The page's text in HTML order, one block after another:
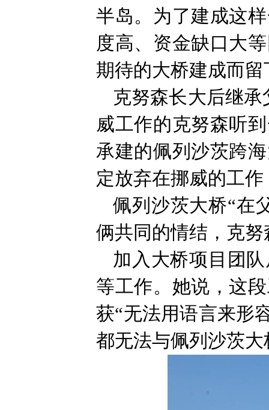
半岛。为了建成这
度高、资金缺口大
期待的大桥建成而
克努森长大后继
威工作的克努森听
承建的佩列沙茨跨
定放弃在挪威的工
佩列沙茨大桥“在
俩共同的情结，克努
加入大桥项目团
等工作。她说，这
获“无法用语言来形
都无法与佩列沙茨